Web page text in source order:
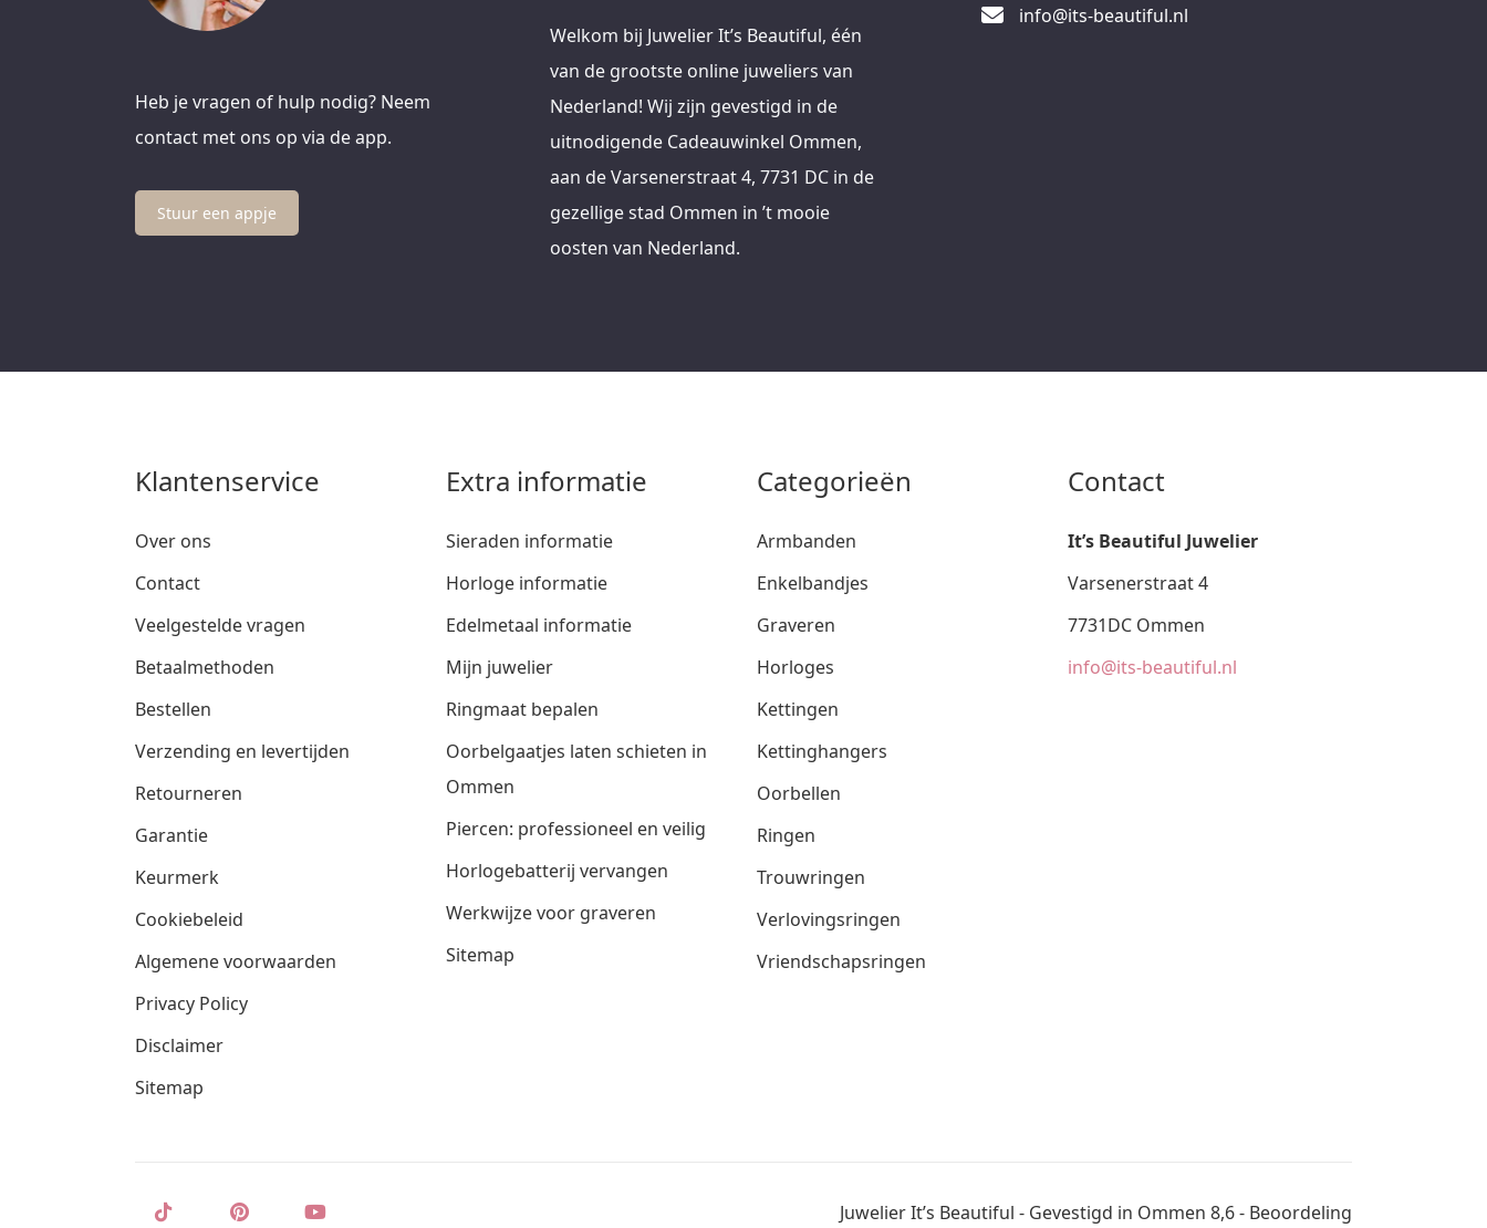
Heb je vragen of hulp nodig? Neem
contact met ons op via de app.
Stuur een appje
Welkom bij Juwelier It’s Beautiful, één
van de grootste online juweliers van
Nederland! Wij zijn gevestigd in de
uitnodigende Cadeauwinkel Ommen,
aan de Varsenerstraat 4, 7731 DC in de
gezellige stad Ommen in ’t mooie
oosten van Nederland.
info@its-beautiful.nl
Klantenservice
Over ons
Contact
Veelgestelde vragen
Betaalmethoden
Bestellen
Verzending en levertijden
Retourneren
Garantie
Keurmerk
Cookiebeleid
Algemene voorwaarden
Privacy Policy
Disclaimer
Sitemap
Extra informatie
Sieraden informatie
Horloge informatie
Edelmetaal informatie
Mijn juwelier
Ringmaat bepalen
Oorbelgaatjes laten schieten in
Ommen
Piercen: professioneel en veilig
Horlogebatterij vervangen
Werkwijze voor graveren
Sitemap
Categorieën
Armbanden
Enkelbandjes
Graveren
Horloges
Kettingen
Kettinghangers
Oorbellen
Ringen
Trouwringen
Verlovingsringen
Vriendschapsringen
Contact
It’s Beautiful Juwelier
Varsenerstraat 4
7731DC Ommen
info@its-beautiful.nl
Juwelier It’s Beautiful - Gevestigd in Ommen 8,6 - Beoordeling